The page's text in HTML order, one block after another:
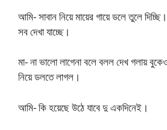
আমি- সাবান নিয়ে মায়ের গায়ে ডলে তুলে
সব দেখা যাচ্ছে।
মা- না ভালো লাগেনা বলে বলল দেখ গলায়
নিয়ে ডলতে লাগল।
আমি- কি হয়েছে উঠে যাবে দু একদিনেই।